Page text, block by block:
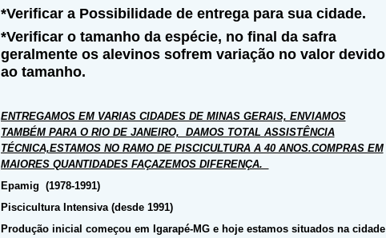
*Verificar a Possibilidade de entrega para sua cidade.
*Verificar o tamanho da espécie, no final da safra
geralmente os alevinos sofrem variação no valor devido
ao tamanho.
ENTREGAMOS EM VARIAS CIDADES DE MINAS GERAIS, ENVIAMOS
TAMBÉM PARA O RIO DE JANEIRO, DAMOS TOTAL ASSISTÊNCIA
TÉCNICA,ESTAMOS NO RAMO DE PISCICULTURA A 40 ANOS.COMPRAS EM
MAIORES QUANTIDADES FAÇAZEMOS DIFERENÇA.
Epamig (1978-1991)
Piscicultura Intensiva (desde 1991)
Produção inicial começou em Igarapé-MG e hoje estamos situados na cidade